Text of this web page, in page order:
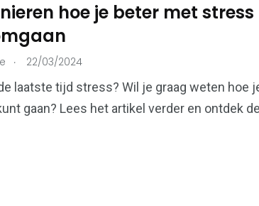
hoe je beter met stress
. 22/03/2024
laatste tijd stress? Wil je graag weten hoe
gaan? Lees het artikel verder en ontdek
Bedrijven